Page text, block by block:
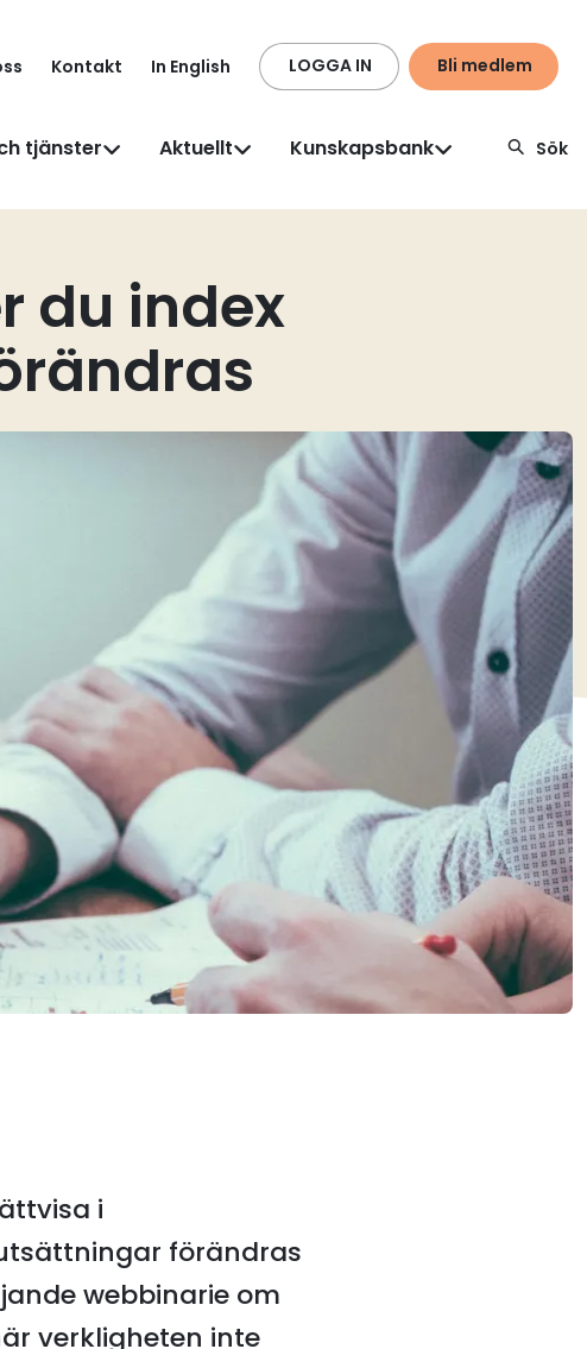
Kontakt In English LOGGA IN Bli medlem
tjänster Aktuellt Kunskapsbank Sök
du index
i
förändras
webbinarie om
verkligheten inte